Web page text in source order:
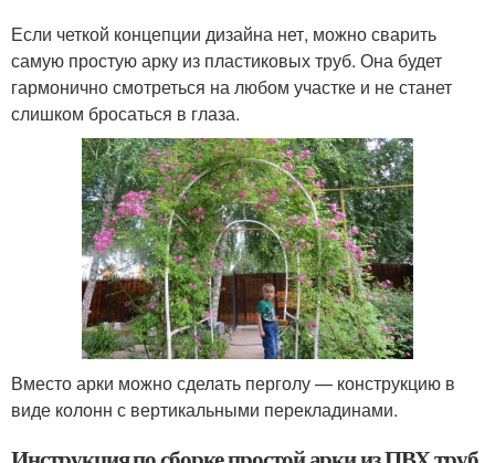
Если четкой концепции дизайна нет, можно сварить
самую простую арку из пластиковых труб. Она будет
гармонично смотреться на любом участке и не станет
слишком бросаться в глаза.
Вместо арки можно сделать перголу — конструкцию в
виде колонн с вертикальными перекладинами.